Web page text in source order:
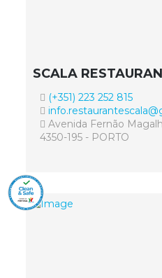
SCALA
(+351) 223 252 815
Avenida Fernão
4350-195 - PORTO